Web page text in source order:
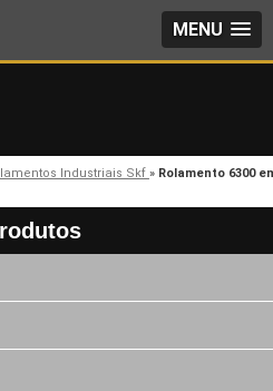
MENU
Industriais Skf » Rolamento 6300